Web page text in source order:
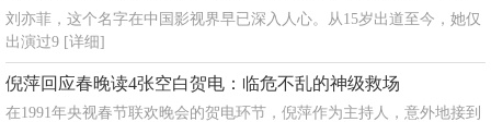
刘亦菲，这个名字在中国影视界早已深入人心。从15岁出道至今，她仅
出演过9 [详细]
倪萍回应春晚读4张空白贺电：临危不乱的神级救场
在1991年央视春节联欢晚会的贺电环节，倪萍作为主持人，意外地接到